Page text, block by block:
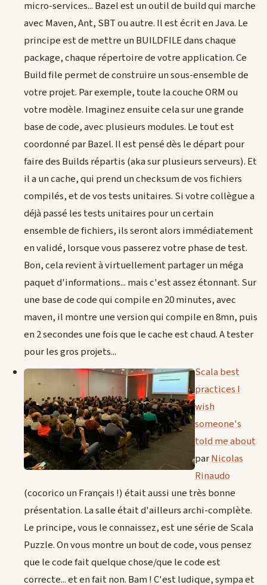
micro-services... Bazel est un outil de build qui marche
avec Maven, Ant, SBT ou autre. Il est écrit en Java. Le
principe est de mettre un BUILDFILE dans chaque
package, chaque répertoire de votre application. Ce
Build file permet de construire un sous-ensemble de
votre projet. Par exemple, toute la couche ORM ou
votre modèle. Imaginez ensuite cela sur une grande
base de code, avec plusieurs modules. Le tout est
coordonné par Bazel. Il est pensé dès le départ pour
faire des Builds répartis (aka sur plusieurs serveurs). Et
il a un cache, qui prend un checksum de vos fichiers
compilés, et de vos tests unitaires. Si votre collègue a
déjà passé les tests unitaires pour un certain
ensemble de fichiers, ils seront alors immédiatement
en validé, lorsque vous passerez votre phase de test.
Bon, cela revient à virtuellement partager un méga
paquet d'informations... mais c'est assez étonnant. Sur
une base de code qui compile en 20 minutes, avec
maven, il montre une version qui compile en 8mn, puis
en 2 secondes une fois que le cache est chaud. A tester
pour les gros projets...
Scala best
practices I
wish
someone's
told me about
parNicolas
Rinaudo
(cocorico un Français !) était aussi une très bonne
présentation. La salle était d'ailleurs archi-complète.
Le principe, vous le connaissez, est une série de Scala
Puzzle. On vous montre un bout de code, vous pensez
que le code fait quelque chose/que le code est
correcte... et en fait non. Bam ! C'est ludique, sympa et